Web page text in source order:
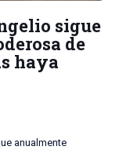
sigue
de
haya
anualmente